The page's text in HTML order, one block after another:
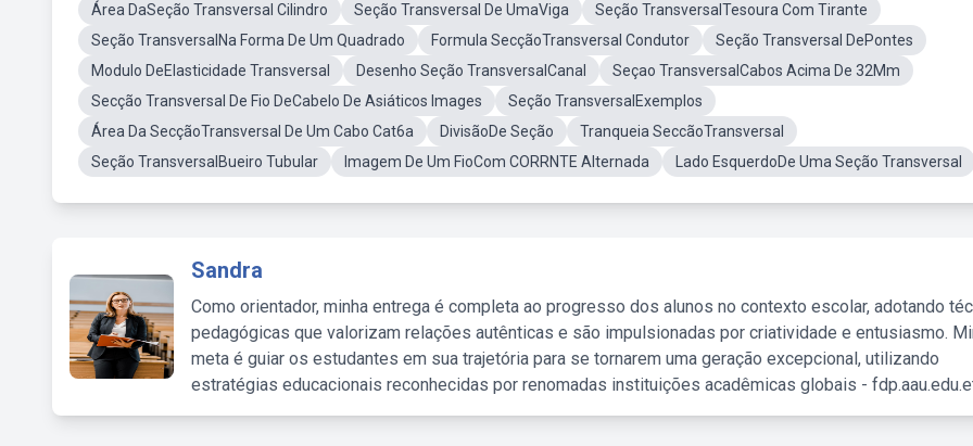
Área DaSeção Transversal Cilindro
Seção Transversal De UmaViga
Seção TransversalTesoura Com Tirante
Seção TransversalNa Forma De Um Quadrado
Formula SecçãoTransversal Condutor
Seção Transversal DePontes
Modulo DeElasticidade Transversal
Desenho Seção TransversalCanal
Seçao TransversalCabos Acima De 32Mm
Secção Transversal De Fio DeCabelo De Asiáticos Images
Seção TransversalExemplos
Área Da SecçãoTransversal De Um Cabo Cat6a
DivisãoDe Seção
Tranqueia SeccãoTransversal
Seção TransversalBueiro Tubular
Imagem De Um FioCom CORRNTE Alternada Lado EsquerdoDe Uma Seção Transversal
Sandra
Como orientador, minha entrega é completa ao progresso dos alunos no contexto escolar, adotando
pedagógicas que valorizam relações autênticas e são impulsionadas por criatividade e entusiasmo.
meta é guiar os estudantes em sua trajetória para se tornarem uma geração excepcional, utilizando
estratégias educacionais reconhecidas por renomadas instituições acadêmicas globais -